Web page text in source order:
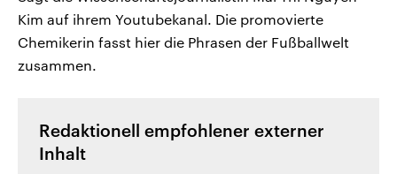
Kim auf ihrem Youtubekanal. Die promovierte
Chemikerin fasst hier die Phrasen der Fußballwelt
zusammen.
Redaktionell empfohlener externer
Inhalt